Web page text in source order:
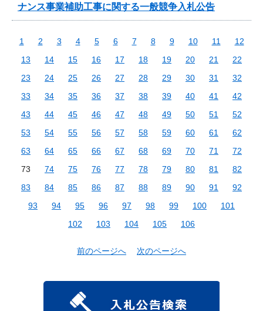
ナンス事業補助工事に関する一般競争入札公告
1 2 3 4 5 6 7 8 9 10 11
12
13
14 15 16 17 18 19 20 21
22
23
24 25 26 27 28 29 30 31
32
33
34 35 36 37 38 39 40 41
42
43
44 45 46 47 48 49 50 51
52
53
54 55 56 57 58 59 60 61
62
63
64 65 66 67 68 69 70 71
72
73
74 75 76 77 78 79 80 81
82
83
84 85 86 87 88 89 90 91
92
93
94 95 96 97 98 99 100
101
102
103 104 105 106
前のページへ 次のページへ